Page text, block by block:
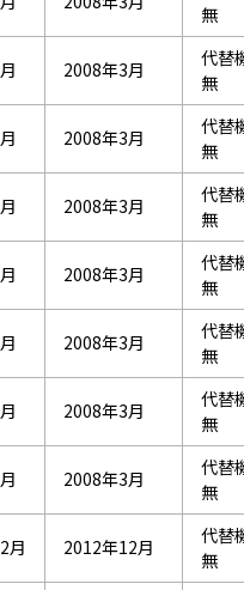
無
2008年3月
代替
無
2008年3月
代替
無
2008年3月
代替
無
2008年3月
代替
無
2008年3月
代替
無
2008年3月
代替
無
2008年3月
代替
無
月 2012年12月
代替
無